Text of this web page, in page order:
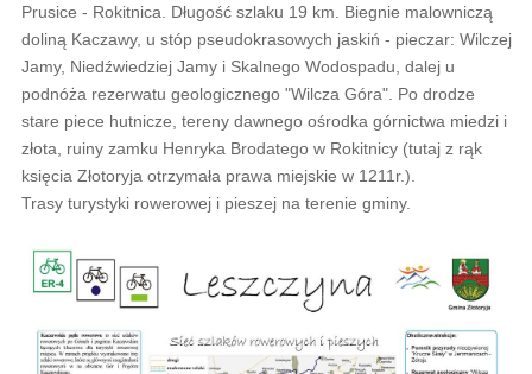
Prusice - Rokitnica. Długość szlaku 19 km. Biegnie malowniczą
doliną Kaczawy, u stóp pseudokrasowych jaskiń - pieczar: Wilczej
Jamy, Niedźwiedziej Jamy i Skalnego Wodospadu, dalej u
podnóża rezerwatu geologicznego "Wilcza Góra". Po drodze
stare piece hutnicze, tereny dawnego ośrodka górnictwa miedzi i
złota, ruiny zamku Henryka Brodatego w Rokitnicy (tutaj z rąk
księcia Złotoryja otrzymała prawa miejskie w 1211r.).
Trasy turystyki rowerowej i pieszej na terenie gminy.